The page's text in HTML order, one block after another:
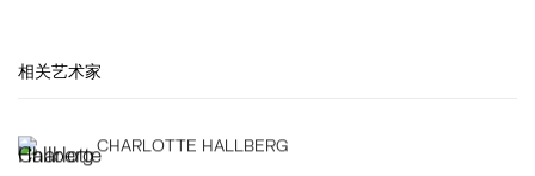
相关艺术家
CHARLOTTE HALLBERG